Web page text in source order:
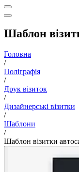
Шаблон
Головна
/
Поліграфія
/
Друк візиток
/
Дизайнерські візитки
/
Шаблони
/
Шаблон візитки